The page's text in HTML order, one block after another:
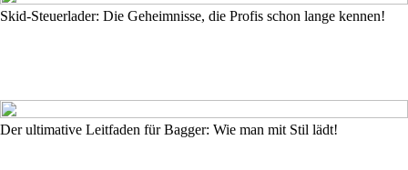
Skid-Steuerlader: Die Geheimnisse, die Profis schon lange kennen!
Der ultimative Leitfaden für Bagger: Wie man mit Stil lädt!